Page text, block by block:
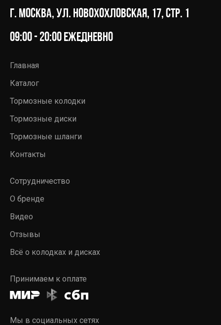
г. Москва, ул. Новохохловская, 17, стр. 1
09:00 - 20:00 ежедневно
Главная
Каталог
Тормозные колодки
Тормозные диски
Тормозные шланги
Контакты
Сотрудничество
О бренде
Видео
Отзывы
Всё о колодках и дисках
Принимаем к оплате
Мы в социальных сетях